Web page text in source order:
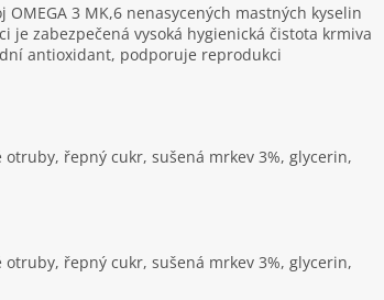
OMEGA 3 MK,6 nenasycených mastných kyselin
je zabezpečená vysoká hygienická čistota krmiva
antioxidant, podporuje reprodukci
řepný cukr, sušená mrkev 3%, glycerin,
řepný cukr, sušená mrkev 3%, glycerin,